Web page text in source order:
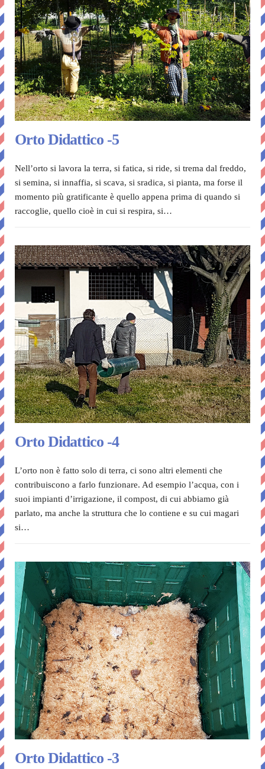
Orto Didattico -5
Nell’orto si lavora la terra, si fatica, si ride, si trema dal freddo,
si semina, si innaffia, si scava, si sradica, si pianta, ma forse il
momento più gratificante è quello appena prima di quando si
raccoglie, quello cioè in cui si respira, si…
Orto Didattico -4
L’orto non è fatto solo di terra, ci sono altri elementi che
contribuiscono a farlo funzionare. Ad esempio l’acqua, con i
suoi impianti d’irrigazione, il compost, di cui abbiamo già
parlato, ma anche la struttura che lo contiene e su cui magari
si…
Orto Didattico -3